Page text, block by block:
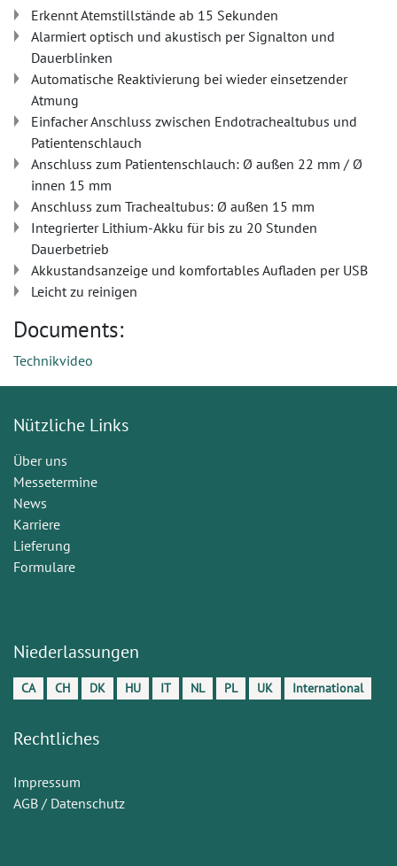
Erkennt Atemstillstände ab 15 Sekunden
Alarmiert optisch und akustisch per Signalton und
Dauerblinken
Automatische Reaktivierung bei wieder einsetzender
Atmung
Einfacher Anschluss zwischen Endotrachealtubus und
Patientenschlauch
Anschluss zum Patientenschlauch: Ø außen 22 mm / Ø
innen 15 mm
Anschluss zum Trachealtubus: Ø außen 15 mm
Integrierter Lithium-Akku für bis zu 20 Stunden
Dauerbetrieb
Akkustandsanzeige und komfortables Aufladen per USB
Leicht zu reinigen
Documents:
Technikvideo
Nützliche Links
Über uns
Messetermine
News
Karriere
Lieferung
Formulare
Niederlassungen
CA CH DK HU IT NL PL UK International
Rechtliches
Impressum
AGB / Datenschutz